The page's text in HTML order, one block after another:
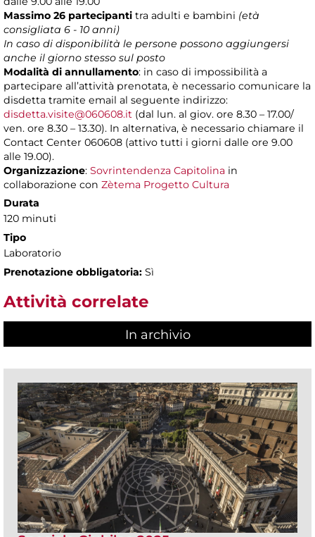
Massimo 26 partecipanti tra adulti e bambini (età
consigliata 6 - 10 anni)
In caso di disponibilità le persone possono aggiungersi
anche il giorno stesso sul posto
Modalità di annullamento: in caso di impossibilità a
partecipare all’attività prenotata, è necessario comunicare la
disdetta tramite email al seguente indirizzo:
disdetta.visite@060608.it (dal lun. al giov. ore 8.30 – 17.00/
ven. ore 8.30 – 13.30). In alternativa, è necessario chiamare il
Contact Center 060608 (attivo tutti i giorni dalle ore 9.00
alle 19.00).
Organizzazione: Sovrintendenza Capitolina in
collaborazione con Zètema Progetto Cultura
Durata
120 minuti
Tipo
Laboratorio
Prenotazione obbligatoria: Sì
Attività correlate
In archivio